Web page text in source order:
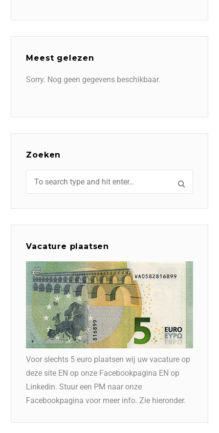
Meest gelezen
Sorry. Nog geen gegevens beschikbaar.
Zoeken
Vacature plaatsen
Voor slechts 5 euro plaatsen wij uw vacature op
deze site EN op onze Facebookpagina EN op
Linkedin. Stuur een PM naar onze
Facebookpagina voor meer info. Zie hieronder.